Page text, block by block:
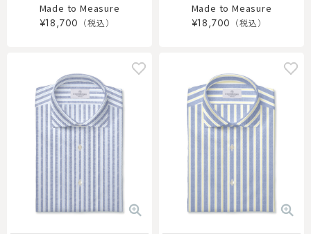
Made to Measure
¥18,700
Made to Measure
¥18,700